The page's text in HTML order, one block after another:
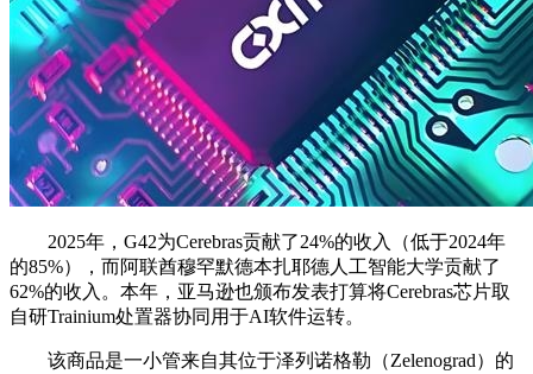
2025年，G42为Cerebras贡献了24%的收入（低于2024年
的85%），而阿联酋穆罕默德本扎耶德人工智能大学贡献了
62%的收入。本年，亚马逊也颁布发表打算将Cerebras芯片取
自研Trainium处置器协同用于AI软件运转。
该商品是一小管来自其位于泽列诺格勒（Zelenograd）的